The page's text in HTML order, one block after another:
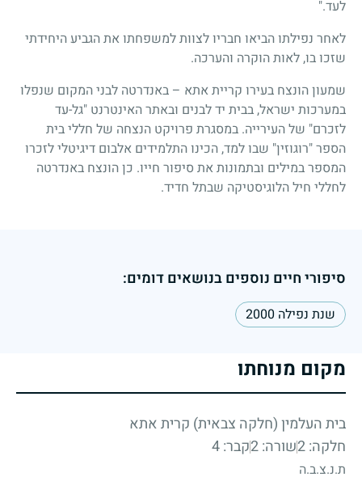
לעד."
לאחר נפילתו הביאו חבריו לצוות למשפחתו את הגביע היחידתי
שזכו בו, לאות הוקרה והערכה.
שמעון הונצח בעירו קריית אתא – באנדרטה לבני המקום שנפלו
במערכות ישראל, בבית יד לבנים ובאתר האינטרנט "גל-עד
לזכרם" של העירייה. במסגרת פרויקט הנצחה של חללי בית
הספר "רוגוזין" שבו למד, הכינו התלמידים אלבום דיגיטלי לזכרו
המספר במילים ובתמונות את סיפור חייו. כן הונצח באנדרטה
לחללי חיל הלוגיסטיקה שבתל חדיד.
סיפורי חיים נוספים בנושאים דומים:
שנת נפילה 2000
מקום מנוחתו
בית העלמין (חלקה צבאית) קרית אתא
חלקה: 2
שורה: 2 קבר: 4
ת.נ.צ.ב.ה